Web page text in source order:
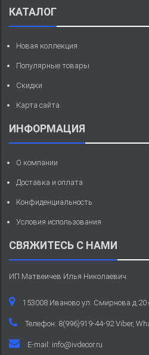
КАТАЛОГ
Новая коллекция
Популярные товары
Скидки
Карта сайта
ИНФОРМАЦИЯ
О компании
Доставка и оплата
Конфиденциальность
Условия использования
СВЯЖИТЕСЬ С НАМИ
ИП Матвеичев Илья Николаевич
153008 Иваново ул. Смирнова д.20
Телефон: 8(996)919-44-92 Viber,
E-mail: info@ivdecor.ru